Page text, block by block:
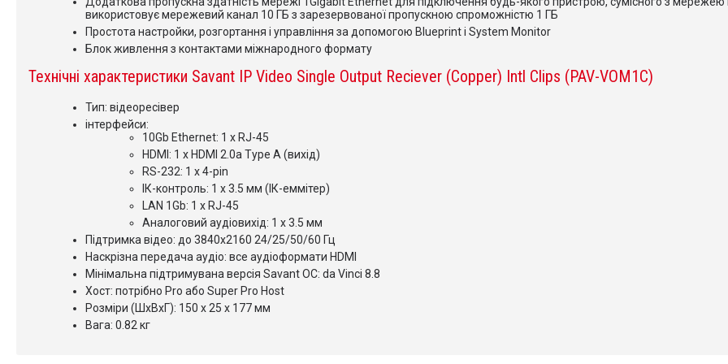
використовує мережевий канал 10 ГБ з зарезервованої пропускною спроможністю 1 ГБ
Простота настройки, розгортання і управління за допомогою Blueprint і System Monitor
Блок живлення з контактами міжнародного формату
Технічні характеристики Savant IP Video Single Output Reciever (Copper) Intl Clips (PAV-VOM1C)
Тип: відеоресівер
інтерфейси:
10Gb Ethernet: 1 x RJ-45
HDMI: 1 x HDMI 2.0a Type A (вихід)
RS-232: 1 x 4-pin
ІК-контроль: 1 x 3.5 мм (ІК-еммітер)
LAN 1Gb: 1 x RJ-45
Аналоговий аудіовихід: 1 x 3.5 мм
Підтримка відео: до 3840х2160 24/25/50/60 Гц
Наскрізна передача аудіо: все аудіоформати HDMI
Мінімальна підтримувана версія Savant ОС: da Vinci 8.8
Хост: потрібно Pro або Super Pro Host
Розміри (ШхВхГ): 150 х 25 х 177 мм
Вага: 0.82 кг